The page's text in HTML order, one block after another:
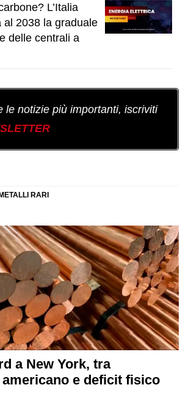
L’Italia
al 2038 la graduale
delle centrali a
le notizie più importanti, iscriviti
RARI
a New York, tra
e deficit fisico